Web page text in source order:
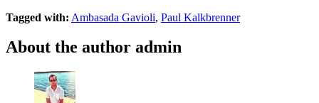
Tagged with: Ambasada Gavioli, Paul Kalkbrenner
About the author admin